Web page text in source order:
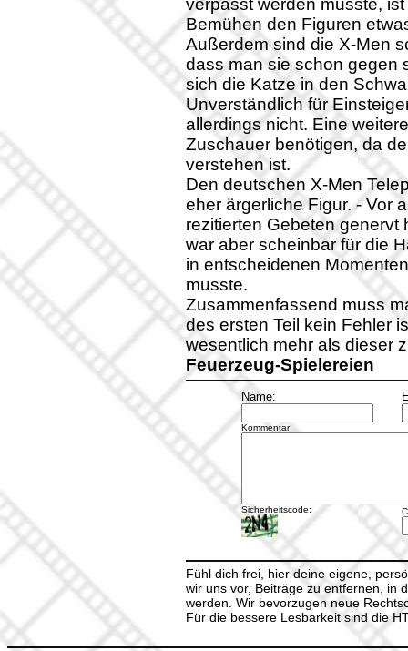
verpasst werden musste,
Bemühen den Figuren
Außerdem sind die X-Men
dass man sie schon gegen
sich die Katze in den
Unverständlich für
allerdings nicht. Eine
Zuschauer benötigen, da
verstehen ist.
Den deutschen X-Men
eher ärgerliche Figur. - Vor
rezitierten Gebeten genervt
war aber scheinbar für die
in entscheidenen
musste.
Zusammenfassend muss
des ersten Teil kein Fehler
wesentlich mehr als dieser
Feuerzeug-Spielereien
Name:
Kommentar:
Sicherheitscode:
Fühl dich frei, hier deine eigene,
wir uns vor, Beiträge zu entfernen, in
werden. Wir bevorzugen neue
Für die bessere Lesbarkeit sind die